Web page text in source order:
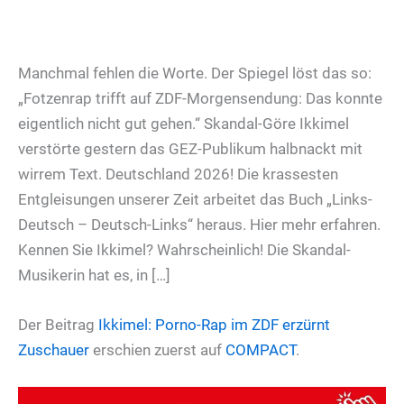
Manchmal fehlen die Worte. Der Spiegel löst das so:
„Fotzenrap trifft auf ZDF-Morgensendung: Das konnte
eigentlich nicht gut gehen.“ Skandal-Göre Ikkimel
verstörte gestern das GEZ-Publikum halbnackt mit
wirrem Text. Deutschland 2026! Die krassesten
Entgleisungen unserer Zeit arbeitet das Buch „Links-
Deutsch – Deutsch-Links“ heraus. Hier mehr erfahren.
Kennen Sie Ikkimel? Wahrscheinlich! Die Skandal-
Musikerin hat es, in […]
Der Beitrag Ikkimel: Porno-Rap im ZDF erzürnt
Zuschauer erschien zuerst auf COMPACT.